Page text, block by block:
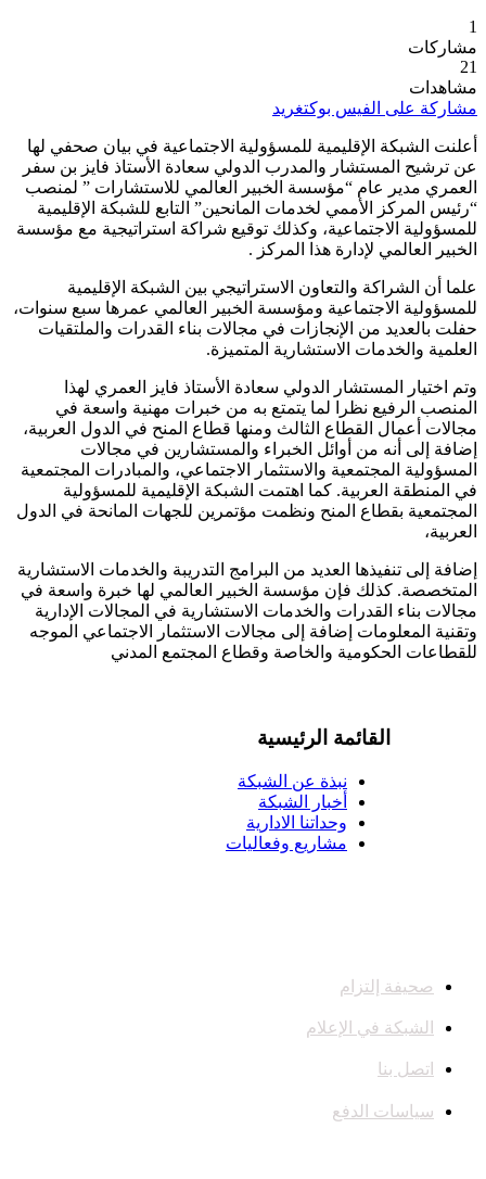
1
مشاركات
21
مشاهدات
مشاركة على الفيس بوكتغريد
أعلنت الشبكة الإقليمية للمسؤولية الاجتماعية في بيان صحفي لها
عن ترشيح المستشار والمدرب الدولي سعادة الأستاذ فايز بن سفر
العمري مدير عام “مؤسسة الخبير العالمي للاستشارات ” لمنصب
“رئيس المركز الأممي لخدمات المانحين” التابع للشبكة الإقليمية
للمسؤولية الاجتماعية، وكذلك توقيع شراكة استراتيجية مع مؤسسة
الخبير العالمي لإدارة هذا المركز .
علما أن الشراكة والتعاون الاستراتيجي بين الشبكة الإقليمية
للمسؤولية الاجتماعية ومؤسسة الخبير العالمي عمرها سبع سنوات،
حفلت بالعديد من الإنجازات في مجالات بناء القدرات والملتقيات
العلمية والخدمات الاستشارية المتميزة.
وتم اختيار المستشار الدولي سعادة الأستاذ فايز العمري لهذا
المنصب الرفيع نظرا لما يتمتع به من خبرات مهنية واسعة في
مجالات أعمال القطاع الثالث ومنها قطاع المنح في الدول العربية،
إضافة إلى أنه من أوائل الخبراء والمستشارين في مجالات
المسؤولية المجتمعية والاستثمار الاجتماعي، والمبادرات المجتمعية
في المنطقة العربية. كما اهتمت الشبكة الإقليمية للمسؤولية
المجتمعية بقطاع المنح ونظمت مؤتمرين للجهات المانحة في الدول
العربية،
إضافة إلى تنفيذها العديد من البرامج التدريبة والخدمات الاستشارية
المتخصصة. كذلك فإن مؤسسة الخبير العالمي لها خبرة واسعة في
مجالات بناء القدرات والخدمات الاستشارية في المجالات الإدارية
وتقنية المعلومات إضافة إلى مجالات الاستثمار الاجتماعي الموجه
للقطاعات الحكومية والخاصة وقطاع المجتمع المدني
القائمة الرئيسية
نبذة عن الشبكة
أخبار الشبكة
وحداتنا الادارية
مشاريع وفعاليات
صحيفة إلتزام
الشبكة في الإعلام
اتصل بنا
سياسات الدفع